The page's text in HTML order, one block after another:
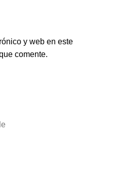
y web en este
comente.